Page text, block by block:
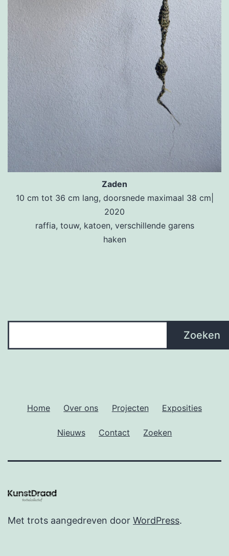
Zaden
10 cm tot 36 cm lang, doorsnede maximaal 38 cm|
2020
raffia, touw, katoen, verschillende garens
haken
Zoeken
Home Over ons Projecten Exposities
Nieuws Contact Zoeken
Met trots aangedreven door WordPress.